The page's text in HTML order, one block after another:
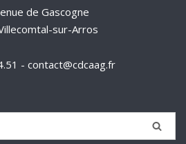
de Gascogne
sur-Arros
- contact@cdcaag.fr